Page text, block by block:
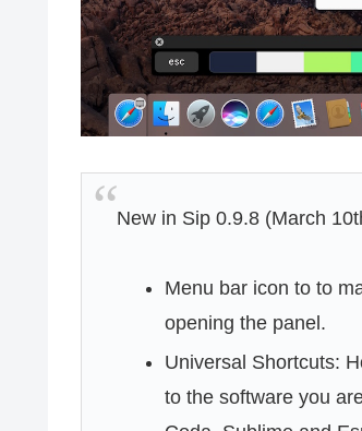
New in Sip 0.9.8 (March
Menu bar icon to to
opening the panel.
Universal Shortcuts:
to the software you